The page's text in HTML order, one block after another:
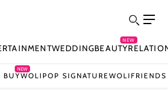
WEDDINGBEAUTY
NEW
BUY
NEW
WOLIPOP SIGNATUREWOLIFRIENDS